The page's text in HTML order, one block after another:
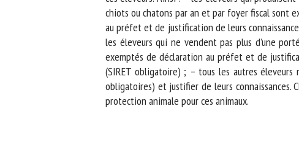
chiots ou chatons par an et par foyer fiscal sont
au préfet et de justification de leurs
les éleveurs qui ne vendent pas plus d’une
exemptés de déclaration au préfet et de
(SIRET obligatoire) ; – tous les autres éleveurs
obligatoires) et justifier de leurs connaissances.
protection animale pour ces animaux.